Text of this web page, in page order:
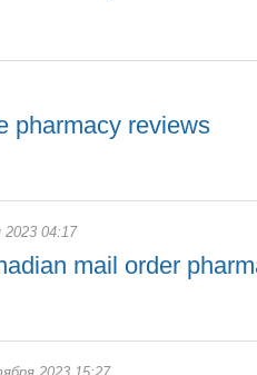
pharmacy reviews
04:17
mail order